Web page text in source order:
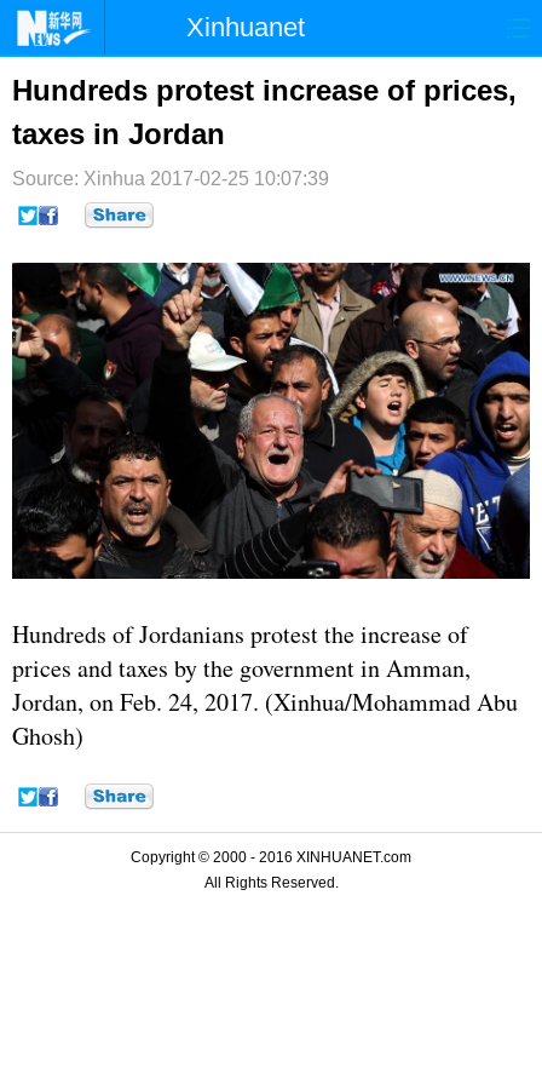
Xinhuanet
首页 时政 港澳
台湾 财经
纪检 体育 科技
文娱
博客 微博
Hundreds protest increase of prices,
taxes in Jordan
Source: Xinhua 2017-02-25 10:07:39
Hundreds of Jordanians protest the increase of
prices and taxes by the government in Amman,
Jordan, on Feb. 24, 2017. (Xinhua/Mohammad Abu
Ghosh)
Copyright © 2000 - 2016 XINHUANET.com
All Rights Reserved.